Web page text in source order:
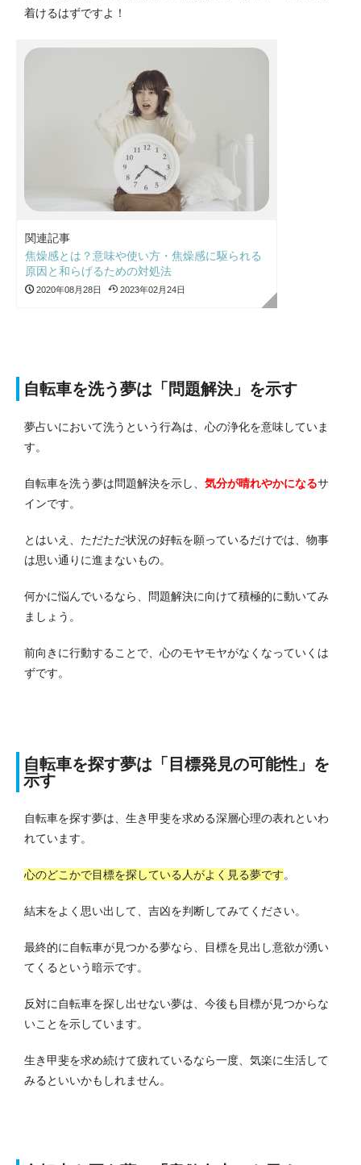
着けるはずですよ！
関連記事
焦燥感とは？意味や使い方・焦燥感に駆られる
原因と和らげるための対処法
2020年08月28日 2023年02月24日
自転車を洗う夢は「問題解決」を示す
夢占いにおいて洗うという行為は、心の浄化を意味していま
す。
自転車を洗う夢は問題解決を示し、 気分が晴れやかになるサ
インです。
とはいえ、ただただ状況の好転を願っているだけでは、物事
は思い通りに進まないもの。
何かに悩んでいるなら、問題解決に向けて積極的に動いてみ
ましょう。
前向きに行動することで、心のモヤモヤがなくなっていくは
ずです。
自転車を探す夢は「目標発見の可能性」を
示す
自転車を探す夢は、生き甲斐を求める深層心理の表れといわ
れています。
心のどこかで目標を探している人がよく見る夢です。
結末をよく思い出して、吉凶を判断してみてください。
最終的に自転車が見つかる夢なら、目標を見出し意欲が湧い
てくるという暗示です。
反対に自転車を探し出せない夢は、今後も目標が見つからな
いことを示しています。
生き甲斐を求め続けて疲れているなら一度、気楽に生活して
みるといいかもしれません。